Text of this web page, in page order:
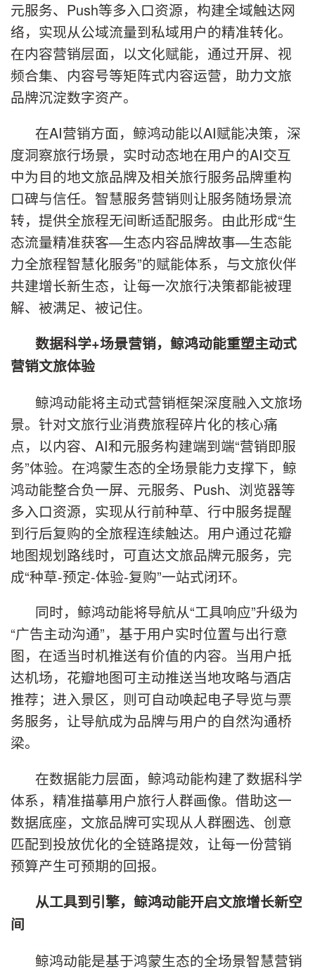
元服务、Push等多入口资源，构建全域触达网
络，实现从公域流量到私域用户的精准转化。
在内容营销层面，以文化赋能，通过开屏、视
频合集、内容号等矩阵式内容运营，助力文旅
品牌沉淀数字资产。
在AI营销方面，鲸鸿动能以AI赋能决策，深
度洞察旅行场景，实时动态地在用户的AI交互
中为目的地文旅品牌及相关旅行服务品牌重构
口碑与信任。智慧服务营销则让服务随场景流
转，提供全旅程无间断适配服务。由此形成“生
态流量精准获客—生态内容品牌故事—生态能
力全旅程智慧化服务”的赋能体系，与文旅伙伴
共建增长新生态，让每一次旅行决策都能被理
解、被满足、被记住。
数据科学+场景营销，鲸鸿动能重塑主动式
营销文旅体验
鲸鸿动能将主动式营销框架深度融入文旅场
景。针对文旅行业消费旅程碎片化的核心痛
点，以内容、AI和元服务构建端到端“营销即服
务”体验。在鸿蒙生态的全场景能力支撑下，鲸
鸿动能整合负一屏、元服务、Push、浏览器等
多入口资源，实现从行前种草、行中服务提醒
到行后复购的全旅程连续触达。用户通过花瓣
地图规划路线时，可直达文旅品牌元服务，完
成“种草-预定-体验-复购”一站式闭环。
同时，鲸鸿动能将导航从“工具响应”升级为
“广告主动沟通”，基于用户实时位置与出行意
图，在适当时机推送有价值的内容。当用户抵
达机场，花瓣地图可主动推送当地攻略与酒店
推荐；进入景区，则可自动唤起电子导览与票
务服务，让导航成为品牌与用户的自然沟通桥
梁。
在数据能力层面，鲸鸿动能构建了数据科学
体系，精准描摹用户旅行人群画像。借助这一
数据底座，文旅品牌可实现从人群圈选、创意
匹配到投放优化的全链路提效，让每一份营销
预算产生可预期的回报。
从工具到引擎，鲸鸿动能开启文旅增长新空
间
鲸鸿动能是基于鸿蒙生态的全场景智慧营销